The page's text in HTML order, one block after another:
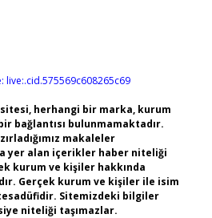
live:.cid.575569c608265c69
herhangi bir marka, kurum
bağlantısı bulunmamaktadır.
makaleler
yer alan içerikler haber niteliği
kurum ve kişiler hakkında
Gerçek kurum ve kişiler ile isim
Sitemizdeki bilgiler
niteliği taşımazlar.